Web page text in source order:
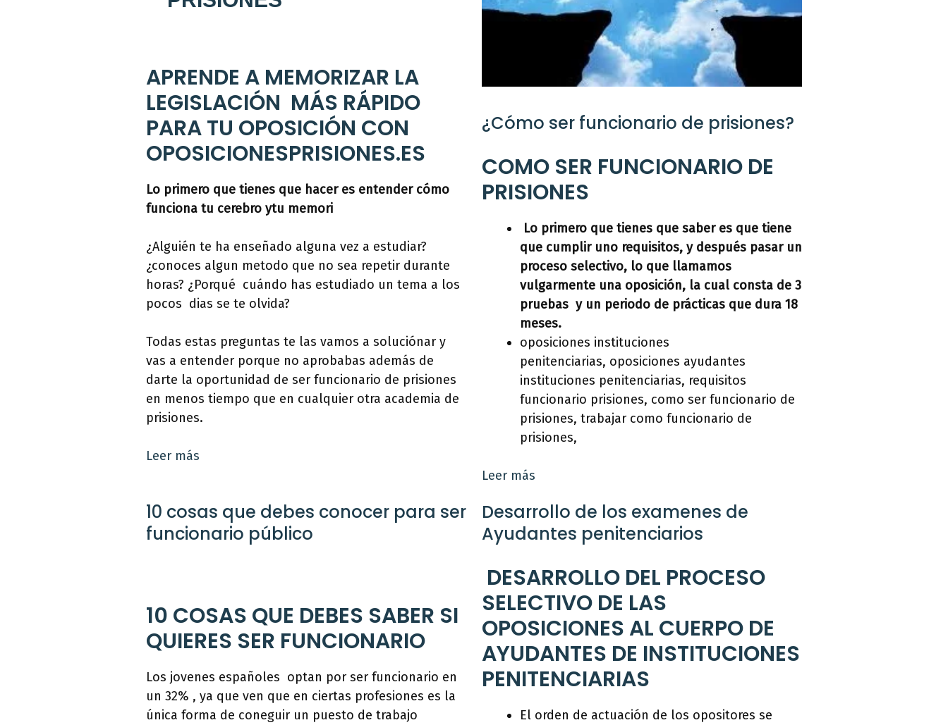
APRENDE A MEMORIZAR LA
LEGISLACIÓN MÁS RÁPIDO
PARA TU OPOSICIÓN CON
OPOSICIONESPRISIONES.ES
Lo primero que tienes que hacer es entender cómo
funciona tu cerebro ytu memori
¿Alguién te ha enseñado alguna vez a estudiar?
¿conoces algun metodo que no sea repetir durante
horas? ¿Porqué cuándo has estudiado un tema a los
pocos dias se te olvida?
Todas estas preguntas te las vamos a soluciónar y
vas a entender porque no aprobabas además de
darte la oportunidad de ser funcionario de prisiones
en menos tiempo que en cualquier otra academia de
prisiones.
Leer más
¿Cómo ser funcionario de prisiones?
COMO SER FUNCIONARIO DE
PRISIONES
Lo primero que tienes que saber es que tiene
que cumplir uno requisitos, y después pasar un
proceso selectivo, lo que llamamos
vulgarmente una oposición, la cual consta de 3
pruebas y un periodo de prácticas que dura 18
meses.
oposiciones instituciones
penitenciarias, oposiciones ayudantes
instituciones penitenciarias, requisitos
funcionario prisiones, como ser funcionario de
prisiones, trabajar como funcionario de
prisiones,
Leer más
10 cosas que debes conocer para ser
funcionario público
10 COSAS QUE DEBES SABER SI
QUIERES SER FUNCIONARIO
Los jovenes españoles optan por ser funcionario en
un 32% , ya que ven que en ciertas profesiones es la
única forma de coneguir un puesto de trabajo
Desarrollo de los examenes de
Ayudantes penitenciarios
DESARROLLO DEL PROCESO
SELECTIVO DE LAS
OPOSICIONES AL CUERPO DE
AYUDANTES DE INSTITUCIONES
PENITENCIARIAS
El orden de actuación de los opositores se